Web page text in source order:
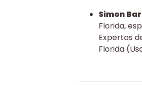
Simon
Florida,
Expertos
Florida